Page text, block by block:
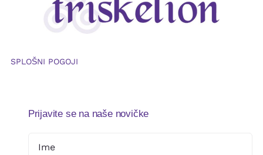
SPLOŠNI POGOJI
Prijavite se na naše novičke